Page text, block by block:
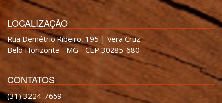
LOCALIZAÇÃO
Rua Demétrio Ribeiro, 195 | Vera Cruz
Belo Horizonte - MG - CEP 30285-680
CONTATOS
(31) 3224-7659